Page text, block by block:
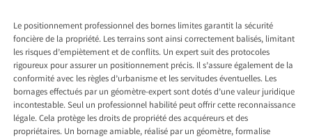
Le positionnement professionnel des bornes limites garantit la sécurité
foncière de la propriété. Les terrains sont ainsi correctement balisés, limitant
les risques d’empiètement et de conflits. Un expert suit des protocoles
rigoureux pour assurer un positionnement précis. Il s’assure également de la
conformité avec les règles d’urbanisme et les servitudes éventuelles. Les
bornages effectués par un géomètre-expert sont dotés d’une valeur juridique
incontestable. Seul un professionnel habilité peut offrir cette reconnaissance
légale. Cela protège les droits de propriété des acquéreurs et des
propriétaires. Un bornage amiable, réalisé par un géomètre, formalise